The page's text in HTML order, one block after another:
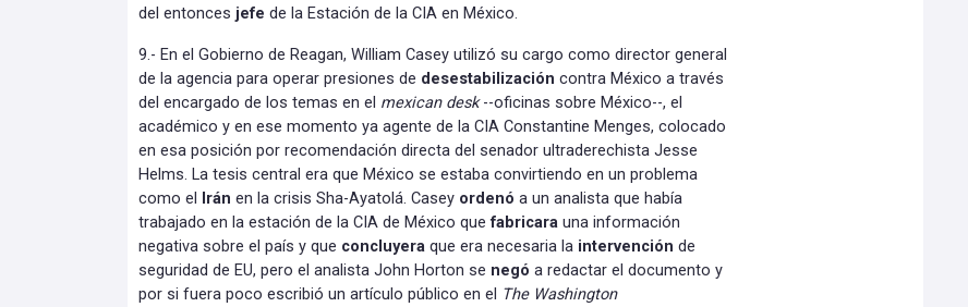
del entonces jefe de la Estación de la CIA en México.
9.- En el Gobierno de Reagan, William Casey utilizó su cargo como director general
de la agencia para operar presiones de desestabilización contra México a través
del encargado de los temas en el mexican desk--oficinas sobre México--, el
académico y en ese momento ya agente de la CIA Constantine Menges, colocado
en esa posición por recomendación directa del senador ultraderechista Jesse
Helms. La tesis central era que México se estaba convirtiendo en un problema
como el
Irán en la crisis Sha-Ayatolá. Casey ordenó a un analista que había
trabajado en la estación de la CIA de México quefabricara una información
negativa sobre el país y que concluyera que era necesaria la intervención de
seguridad de EU, pero el analista John Horton se negó a redactar el documento y
por si fuera poco escribió un artículo público en el The Washington